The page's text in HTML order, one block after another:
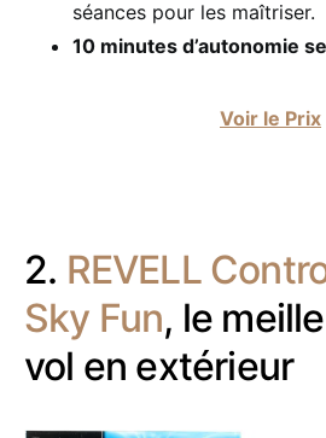
séances pour les maîtriser.
10 minutes d’autonomie
Voir le Prix
2. REVELL
Sky Fun, le
vol en extérieur